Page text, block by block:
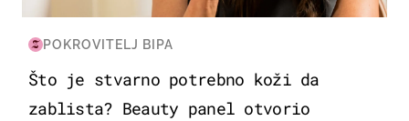
POKROVITELJ BIPA
Što je stvarno potrebno koži da
zablista? Beauty panel otvorio